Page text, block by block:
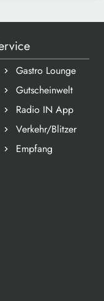
Gastro Lounge
Gutscheinwelt
Radio IN App
Verkehr/Blitzer
Empfang